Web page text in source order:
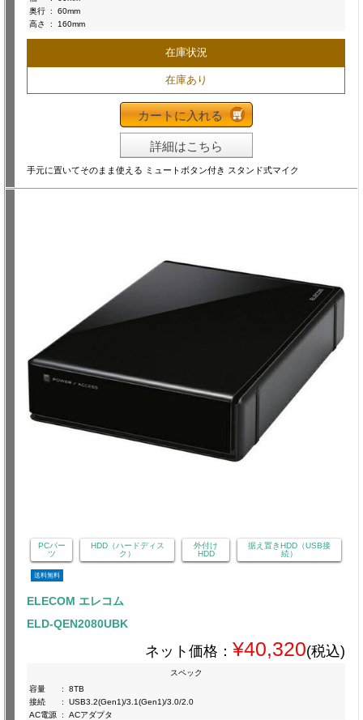
奥行 :
60mm
高さ
: 160mm
在庫状況
在庫あり
カートに入れる
詳細はこちら
手元に置いてそのまま使える ミュートボタン付き スタンド式マイク
PCパー
ツ
HDD（ハードディス
ク）
外付け
HDD
据え置きHDD（USB接
続）
送料無料
ELECOM エレコム
ELD-QEN2080UBK
ネット価格： ¥40,320(税込)
スペック
容量
:
8TB
接続
:
USB3.2(Gen1)/3.1(Gen1)/3.0/2.0
AC電源 : ACアダプタ